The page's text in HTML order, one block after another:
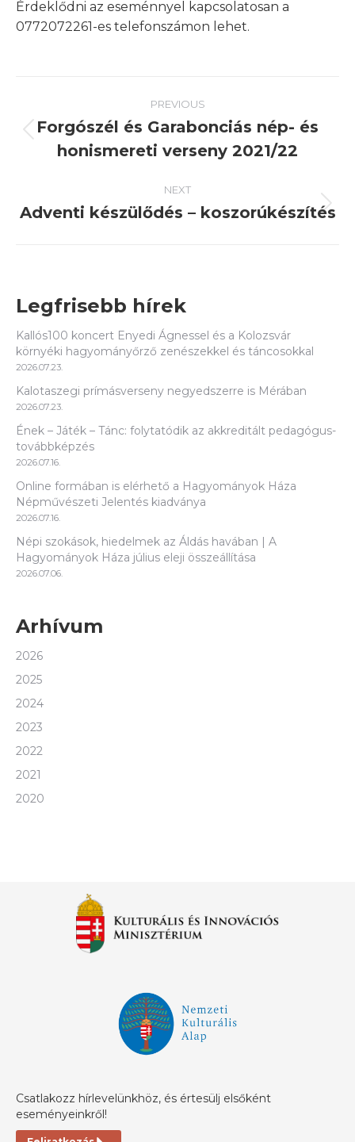
Érdeklődni az eseménnyel kapcsolatosan a
0772072261-es telefonszámon lehet.
navigation
PREVIOUS
post:
Forgószél és Garabonciás nép- és
honismereti verseny 2021/22
NEXT
Next
Adventi készülődés – koszorúkészítés
Legfrisebb hírek
Kallós100 koncert Enyedi Ágnessel és a Kolozsvár
környéki hagyományőrző zenészekkel és táncosokkal
2026.07.23.
Kalotaszegi prímásverseny negyedszerre is Mérában
2026.07.23.
Ének – Játék – Tánc: folytatódik az akkreditált pedagógus-
továbbképzés
2026.07.16.
Online formában is elérhető a Hagyományok Háza
Népművészeti Jelentés kiadványa
2026.07.16.
Népi szokások, hiedelmek az Áldás havában | A
Hagyományok Háza július eleji összeállítása
2026.07.06.
Arhívum
2026
2025
2024
2023
2022
2021
2020
Csatlakozz hírlevelünkhöz, és értesülj elsőként
eseményeinkről!